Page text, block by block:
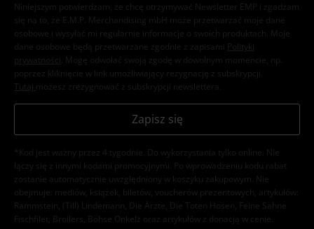
Niniejszym potwierdzam, że chcę otrzymywać Newsletter EMP i zgadzam
się na to, że E.M.P. Merchandising mbH może przetwarzać moje dane
osobowe i wysyłać mi regularnie informacje o swoich produktach. Moje
dane osobowe będą przetwarzane zgodnie z zapisami
Polityki
prywatności . Mogę odwołać swoją zgodę w dowolnym momencie, np.
poprzez kliknięcie w link umożliwiający rezygnację z subskrypcji.
Tutaj możesz zrezygnować z subskrypcji newslettera.
Zapisz się
*Kod jest ważny przez 4 tygodnie. Do wykorzystania tylko online. NIe
łączy się z innymi kodami promocyjnymi. Po wprowadzeniu kodu rabat
zostanie automatycznie uwzględniony w koszyku zakupowym. Nie
obejmuje: mediów, książek, biletów, voucherów prezentowych, artykułów:
Rammstein, (Till) Lindemann, Die Ärzte, Die Toten Hosen, Feine Sahne
Fischfilet, Broilers, Böhse Onkelz oraz artykułów z donacją w cenie.